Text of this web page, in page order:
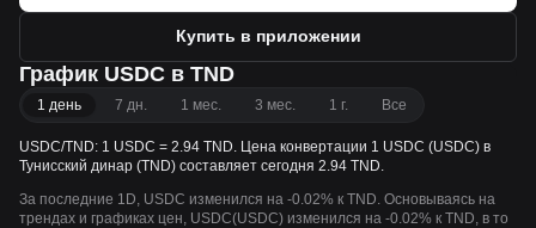
Купить в приложении
График USDC в TND
1 день 7 дн. 1 мес. 3 мес. 1 г. Все
USDC/TND: 1 USDC = 2.94 TND. Цена конвертации 1 USDC (USDC) в
Тунисский динар (TND) составляет сегодня 2.94 TND.
За последние 1D, USDC изменился на -0.02% к TND. Основываясь на
трендах и графиках цен, USDC(USDC) изменился на -0.02% к TND, в то